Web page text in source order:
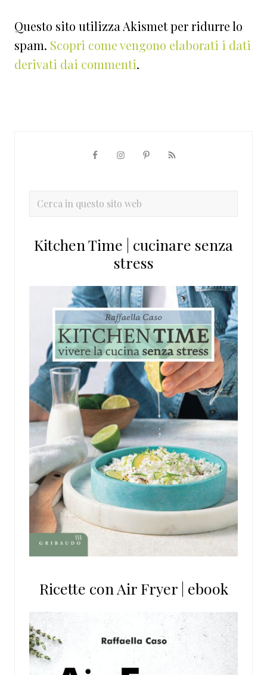
Questo sito utilizza Akismet per ridurre lo
spam. Scopri come vengono elaborati i dati
derivati dai commenti.
primaria
Cerca
sito
Kitchen Time | cucinare senza
stress
Ricette con Air Fryer | ebook